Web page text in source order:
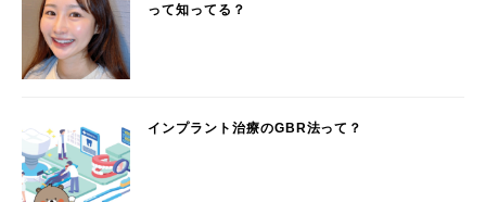
って知ってる？
インプラント治療のGBR法って？